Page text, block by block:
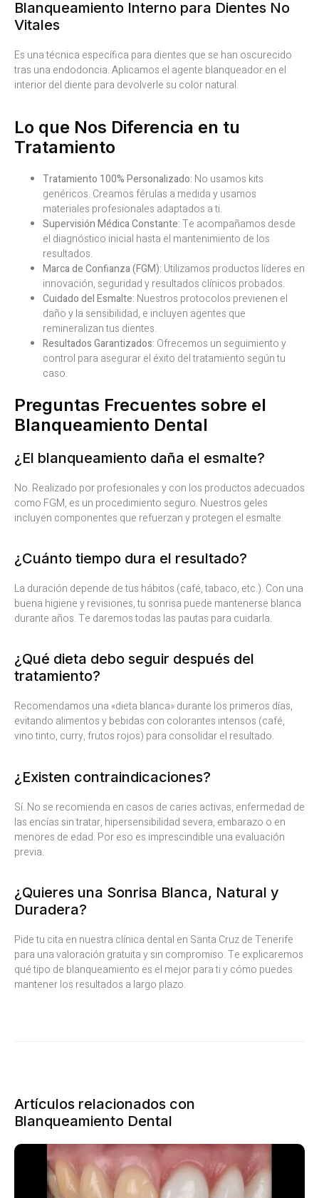
Blanqueamiento Interno para Dientes No
Vitales
Es una técnica específica para dientes que se han oscurecido
tras una endodoncia. Aplicamos el agente blanqueador en el
interior del diente para devolverle su color natural.
Lo que Nos Diferencia en tu
Tratamiento
Tratamiento 100% Personalizado: No usamos kits
genéricos. Creamos férulas a medida y usamos
materiales profesionales adaptados a ti.
Supervisión Médica Constante:Te acompañamos desde
el diagnóstico inicial hasta el mantenimiento de los
resultados.
Marca de Confianza (FGM): Utilizamos productos líderes en
innovación, seguridad y resultados clínicos probados.
Cuidado del Esmalte: Nuestros protocolos previenen el
daño y la sensibilidad, e incluyen agentes que
remineralizan tus dientes.
Resultados Garantizados: Ofrecemos un seguimiento y
control para asegurar el éxito del tratamiento según tu
caso.
Preguntas Frecuentes sobre el
Blanqueamiento Dental
¿El blanqueamiento daña el esmalte?
No. Realizado por profesionales y con los productos adecuados
como FGM, es un procedimiento seguro. Nuestros geles
incluyen componentes que refuerzan y protegen el esmalte.
¿Cuánto tiempo dura el resultado?
La duración depende de tus hábitos (café, tabaco, etc.). Con una
buena higiene y revisiones, tu sonrisa puede mantenerse blanca
durante años. Te daremos todas las pautas para cuidarla.
¿Qué dieta debo seguir después del
tratamiento?
Recomendamos una «dieta blanca» durante los primeros días,
evitando alimentos y bebidas con colorantes intensos (café,
vino tinto, curry, frutos rojos) para consolidar el resultado.
¿Existen contraindicaciones?
Sí. No se recomienda en casos de caries activas, enfermedad de
las encías sin tratar, hipersensibilidad severa, embarazo o en
menores de edad. Por eso es imprescindible una evaluación
previa.
¿Quieres una Sonrisa Blanca, Natural y
Duradera?
Pide tu cita en nuestra clínica dental en Santa Cruz de Tenerife
para una valoración gratuita y sin compromiso. Te explicaremos
qué tipo de blanqueamiento es el mejor para ti y cómo puedes
mantener los resultados a largo plazo.
Artículos relacionados con
Blanqueamiento Dental